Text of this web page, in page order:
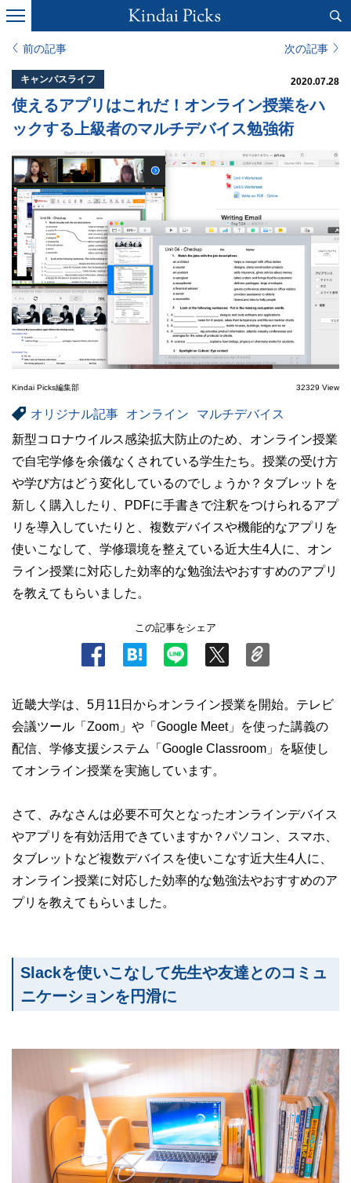
前の記事 次の記事
キャンパスライフ 2020.07.28
使えるアプリはこれだ！オンライン授業をハ
ックする上級者のマルチデバイス勉強術
Kindai Picks編集部 32329 View
オリジナル記事 オンライン
マルチデバイス
新型コロナウイルス感染拡大防止のため、オンライン授業
で自宅学修を余儀なくされている学生たち。授業の受け方
や学び方はどう変化しているのでしょうか？タブレットを
新しく購入したり、PDFに手書きで注釈をつけられるアプ
リを導入していたりと、複数デバイスや機能的なアプリを
使いこなして、学修環境を整えている近大生4人に、オン
ライン授業に対応した効率的な勉強法やおすすめのアプリ
を教えてもらいました。
この記事をシェア
近畿大学は、5月11日からオンライン授業を開始。テレビ
会議ツール「Zoom」や「Google Meet」を使った講義の
配信、学修支援システム「Google Classroom」を駆使し
てオンライン授業を実施しています。
さて、みなさんは必要不可欠となったオンラインデバイス
やアプリを有効活用できていますか？パソコン、スマホ、
タブレットなど複数デバイスを使いこなす近大生4人に、
オンライン授業に対応した効率的な勉強法やおすすめのア
プリを教えてもらいました。
Slackを使いこなして先生や友達とのコミュ
ニケーションを円滑に